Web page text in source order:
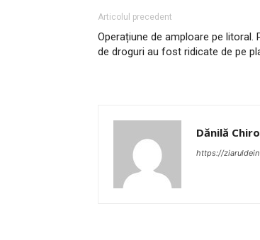
Articolul precedent
Operațiune de amploare pe litoral.
de droguri au fost ridicate de pe
Dănilă
https://